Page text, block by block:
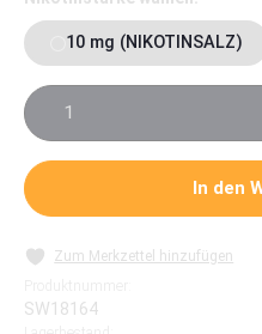
10 mg (NIKOTINSALZ)
Produkt Anzahl: Gib
In den
Zum Merkzettel hinzufügen
SW18164